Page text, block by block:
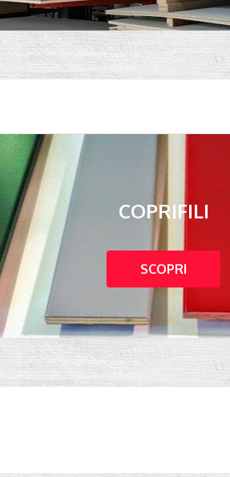
COPRIFILI
SCOPRI